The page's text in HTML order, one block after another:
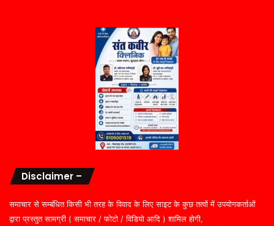
Disclaimer –
समाचार से सम्बंधित किसी भी तरह के विवाद के लिए साइट के कुछ तत्वों में उपयोगकर्ताओं
द्वारा प्रस्तुत सामग्री ( समाचार / फोटो / विडियो आदि ) शामिल होगी,